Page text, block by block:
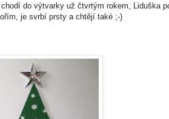
do výtvarky už čtvrtým rokem, Liduška
je svrbí prsty a chtějí také ;-)